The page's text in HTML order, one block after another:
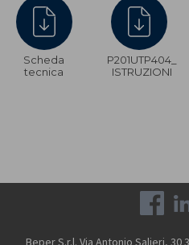
Scheda
tecnica
P201UTP404_
ISTRUZIONI
Beper S.r.l. Via Antonio Salieri, 30